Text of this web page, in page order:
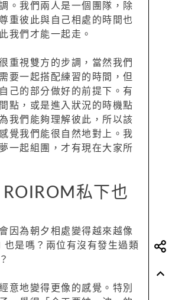
。我們兩人是一個團隊，除
重彼此與自己相處的時間也
我們才能一起走。
重視雙方的步調，當然我們
要一起搭配練習的時間，但
己的部分做好的前提下。有
點，或是進入狀況的時機點
我們能夠理解彼此，所以該
覺我們能很自然地對上。我
一起組團，才有現在大家所
私下也
因為朝夕相處變得越來越像
是嗎？兩位有沒有發生過類
意地變得更像的感覺。特別